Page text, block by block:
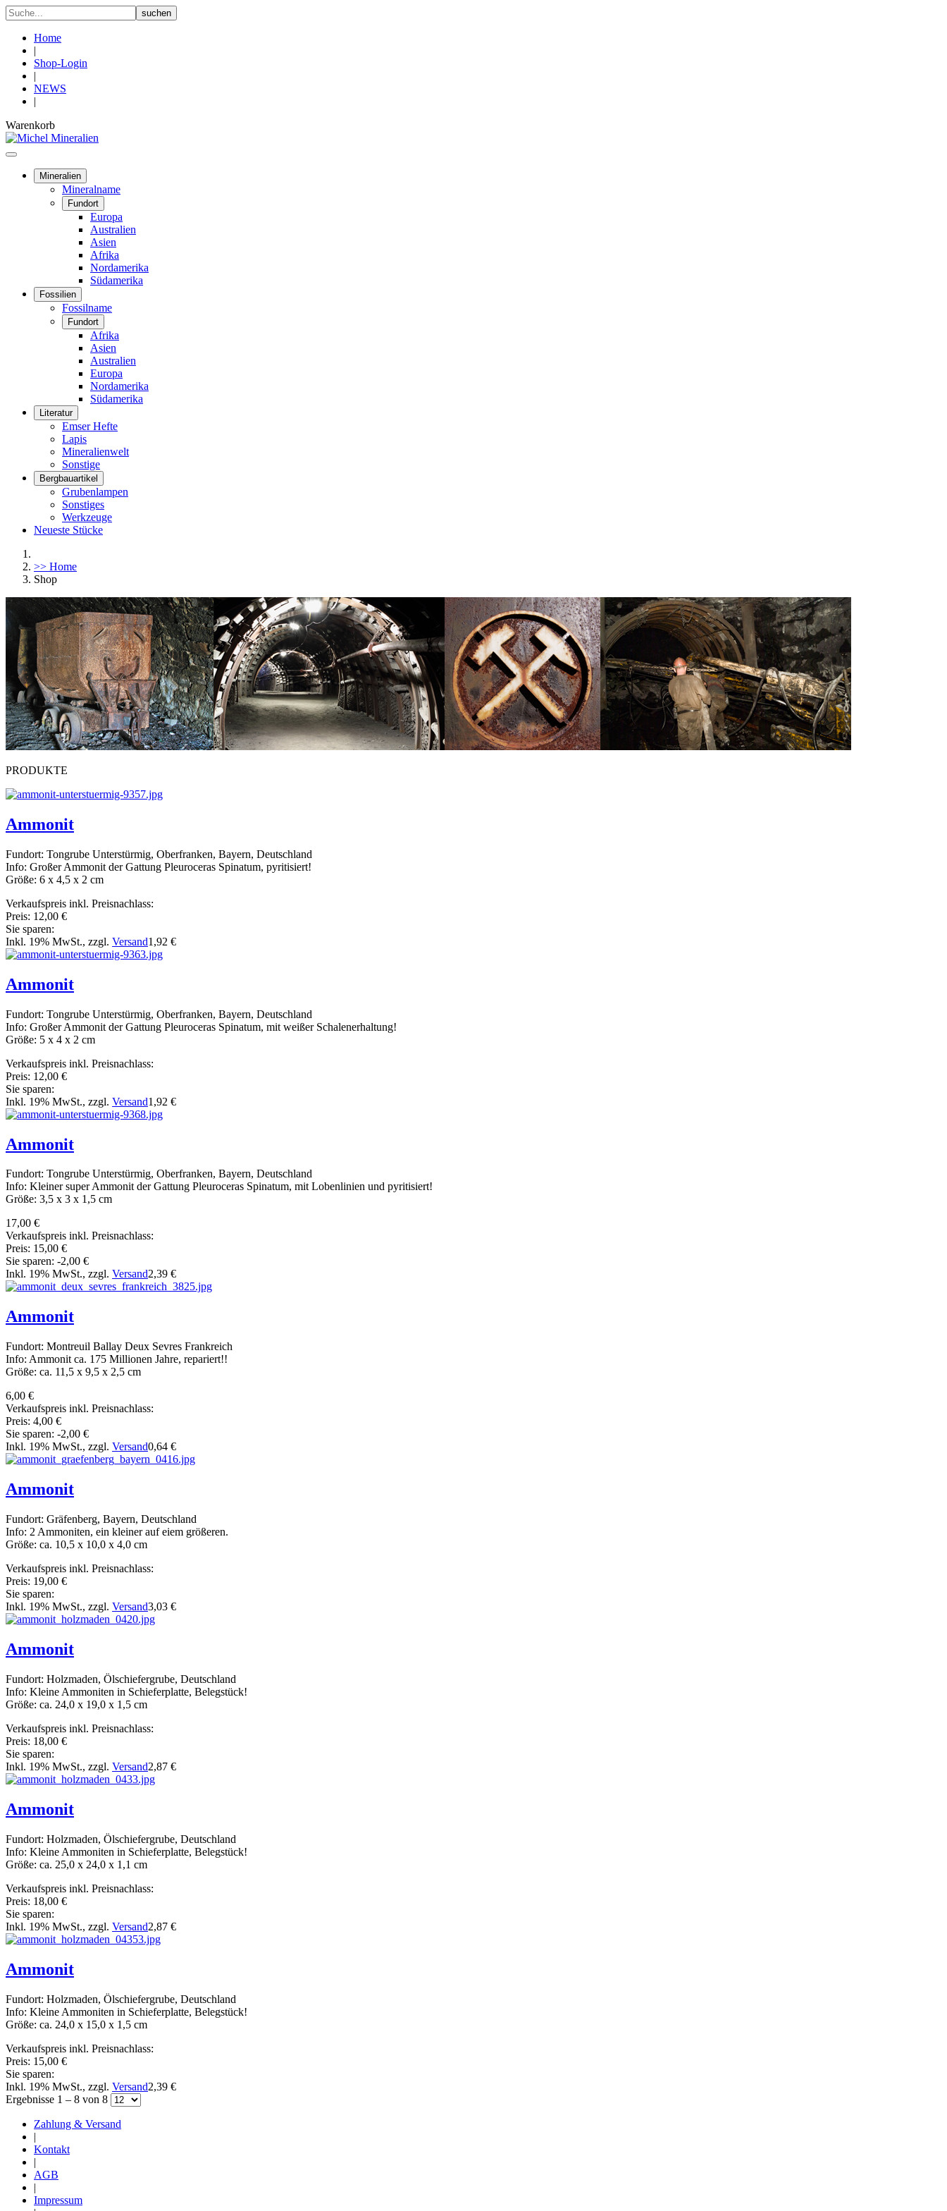
Home
|
Shop-Login
|
NEWS
|
Warenkorb
Mineralien
Mineralname
Fundort
Europa
Australien
Asien
Afrika
Nordamerika
Südamerika
Fossilien
Fossilname
Fundort
Afrika
Asien
Australien
Europa
Nordamerika
Südamerika
Literatur
Emser Hefte
Lapis
Mineralienwelt
Sonstige
Bergbauartikel
Grubenlampen
Sonstiges
Werkzeuge
Neueste Stücke
>> Home
Shop
PRODUKTE
Ammonit
Fundort: Tongrube Unterstürmig, Oberfranken, Bayern, Deutschland
Info: Großer Ammonit der Gattung Pleuroceras Spinatum, pyritisiert!
Größe: 6 x 4,5 x 2 cm
Verkaufspreis inkl. Preisnachlass:
Preis: 12,00 €
Sie sparen:
Inkl. 19% MwSt., zzgl. Versand1,92 €
Ammonit
Fundort: Tongrube Unterstürmig, Oberfranken, Bayern, Deutschland
Info: Großer Ammonit der Gattung Pleuroceras Spinatum, mit weißer Schalenerhaltung!
Größe: 5 x 4 x 2 cm
Verkaufspreis inkl. Preisnachlass:
Preis: 12,00 €
Sie sparen:
Inkl. 19% MwSt., zzgl. Versand1,92 €
Ammonit
Fundort: Tongrube Unterstürmig, Oberfranken, Bayern, Deutschland
Info: Kleiner super Ammonit der Gattung Pleuroceras Spinatum, mit Lobenlinien und pyritisiert!
Größe: 3,5 x 3 x 1,5 cm
17,00 €
Verkaufspreis inkl. Preisnachlass:
Preis: 15,00 €
Sie sparen: -2,00 €
Inkl. 19% MwSt., zzgl. Versand2,39 €
Ammonit
Fundort: Montreuil Ballay Deux Sevres Frankreich
Info: Ammonit ca. 175 Millionen Jahre, repariert!!
Größe: ca. 11,5 x 9,5 x 2,5 cm
6,00 €
Verkaufspreis inkl. Preisnachlass:
Preis: 4,00 €
Sie sparen: -2,00 €
Inkl. 19% MwSt., zzgl. Versand0,64 €
Ammonit
Fundort: Gräfenberg, Bayern, Deutschland
Info: 2 Ammoniten, ein kleiner auf eiem größeren.
Größe: ca. 10,5 x 10,0 x 4,0 cm
Verkaufspreis inkl. Preisnachlass:
Preis: 19,00 €
Sie sparen:
Inkl. 19% MwSt., zzgl. Versand3,03 €
Ammonit
Fundort: Holzmaden, Ölschiefergrube, Deutschland
Info: Kleine Ammoniten in Schieferplatte, Belegstück!
Größe: ca. 24,0 x 19,0 x 1,5 cm
Verkaufspreis inkl. Preisnachlass:
Preis: 18,00 €
Sie sparen:
Inkl. 19% MwSt., zzgl. Versand2,87 €
Ammonit
Fundort: Holzmaden, Ölschiefergrube, Deutschland
Info: Kleine Ammoniten in Schieferplatte, Belegstück!
Größe: ca. 25,0 x 24,0 x 1,1 cm
Verkaufspreis inkl. Preisnachlass:
Preis: 18,00 €
Sie sparen:
Inkl. 19% MwSt., zzgl. Versand2,87 €
Ammonit
Fundort: Holzmaden, Ölschiefergrube, Deutschland
Info: Kleine Ammoniten in Schieferplatte, Belegstück!
Größe: ca. 24,0 x 15,0 x 1,5 cm
Verkaufspreis inkl. Preisnachlass:
Preis: 15,00 €
Sie sparen:
Inkl. 19% MwSt., zzgl. Versand2,39 €
Ergebnisse 1 – 8 von 8
Zahlung & Versand
|
Kontakt
|
AGB
|
Impressum